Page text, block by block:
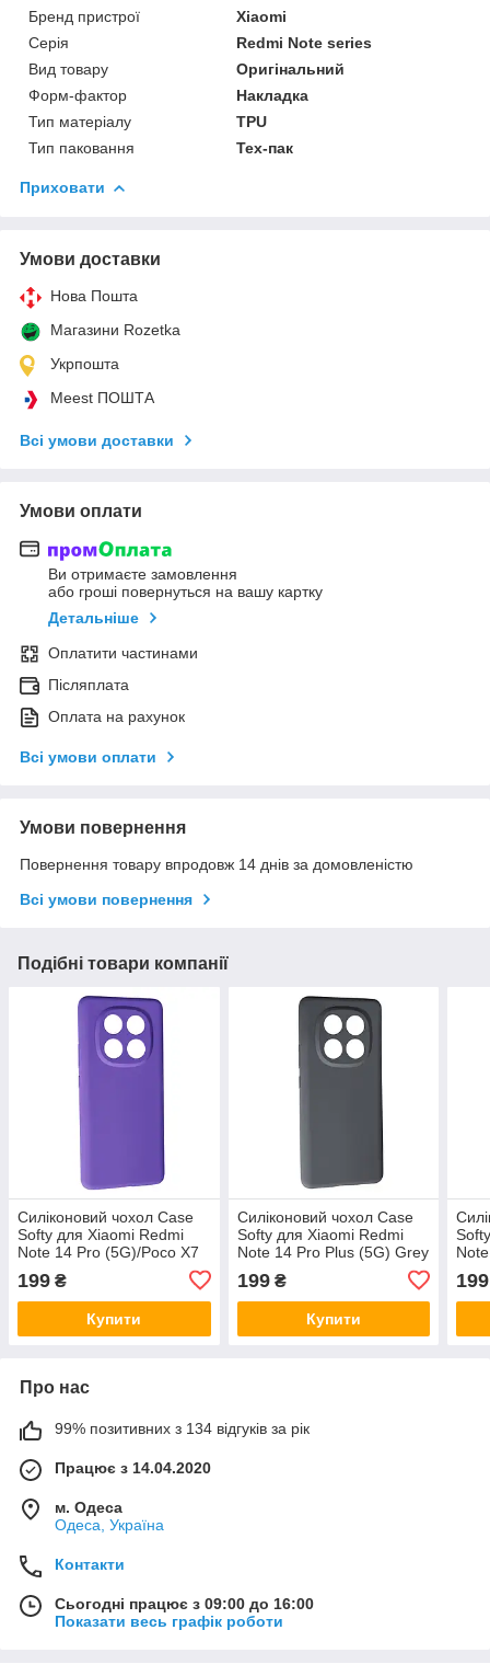
Бренд пристрої
Xiaomi
Серія
Redmi Note series
Вид товару
Оригінальний
Форм-фактор
Накладка
Тип матеріалу
TPU
Тип паковання
Тех-пак
Приховати
Умови доставки
Нова Пошта
Магазини Rozetka
Укрпошта
Meest ПОШТА
Всі умови доставки
Умови оплати
Ви отримаєте замовлення
або гроші повернуться на вашу картку
Детальніше
Оплатити частинами
Післяплата
Оплата на рахунок
Всі умови оплати
Умови повернення
Повернення товару впродовж 14 днів за домовленістю
Всі умови повернення
Подібні товари компанії
Силіконовий чохол Case
Softy для Xiaomi Redmi
Note 14 Pro (5G)/Poco X7
199 ₴
Купити
Силіконовий чохол Case
Softy для Xiaomi Redmi
Note 14 Pro Plus (5G) Grey
199₴
Купити
199
Про нас
99% позитивних з 134 відгуків за рік
Працює з 14.04.2020
м. Одеса
Одеса, Україна
Контакти
Сьогодні працює з 09:00 до 16:00
Показати весь графік роботи